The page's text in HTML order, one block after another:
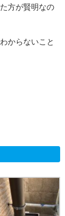
方が賢明なの
からないこと